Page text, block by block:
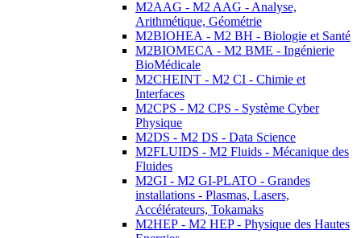
M2AAG - M2 AAG - Analyse,
Arithmétique, Géométrie
M2BIOHEA - M2 BH - Biologie et Santé
M2BIOMECA - M2 BME - Ingénierie
BioMédicale
M2CHEINT - M2 CI - Chimie et
Interfaces
M2CPS - M2 CPS - Système Cyber
Physique
M2DS - M2 DS - Data Science
M2FLUIDS - M2 Fluids - Mécanique des
Fluides
M2GI - M2 GI-PLATO - Grandes
installations - Plasmas, Lasers,
Accélérateurs, Tokamaks
M2HEP - M2 HEP - Physique des Hautes